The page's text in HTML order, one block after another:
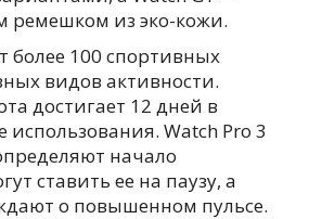
ремешком из эко-кожи.
более 100 спортивных
видов активности.
достигает 12 дней в
Watch Pro 3
начало
ставить ее на паузу, а
о повышенном пульсе.